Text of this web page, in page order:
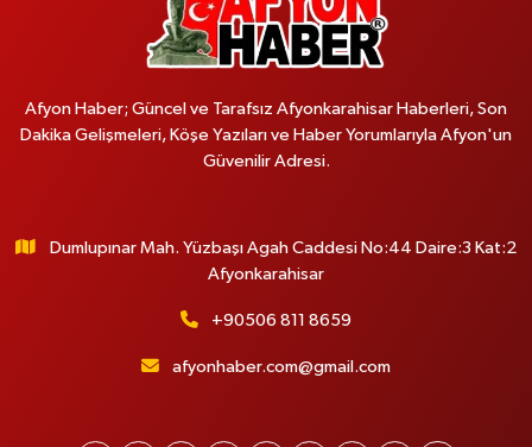
Afyon Haber; Güncel ve Tarafsız Afyonkarahisar Haberleri, Son
Dakika Gelişmeleri, Köşe Yazıları ve Haber Yorumlarıyla Afyon'un
Güvenilir Adresi.
Dumlupınar Mah. Yüzbaşı Agah Caddesi No:44 Daire:3 Kat:2
Afyonkarahisar
+90506 811 8659
afyonhaber.com@gmail.com